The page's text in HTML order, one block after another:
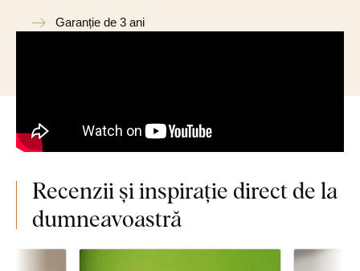
Garanție de 3 ani
Recenzii și inspirație direct de la
dumneavoastră